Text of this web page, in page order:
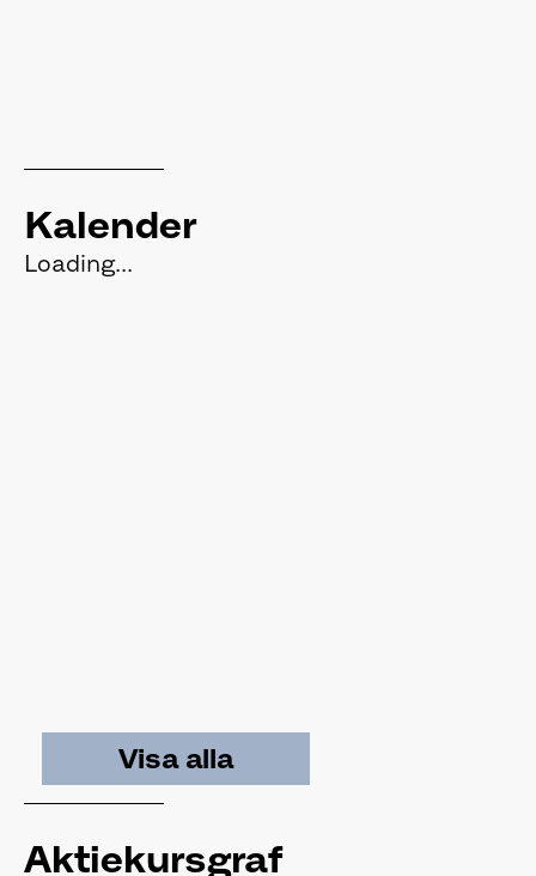
Kalender
Loading...
Visa alla
Aktiekursgraf